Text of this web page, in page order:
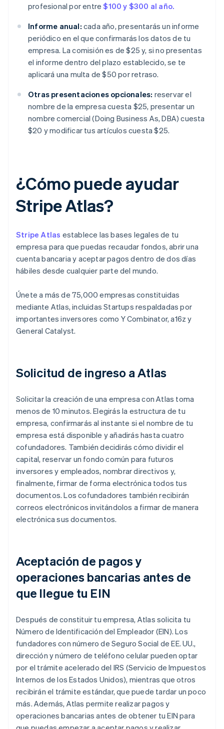
profesional por entre$100 y $300 al año.
Informe anual: cada año, presentarás un informe
periódico en el que confirmarás los datos de tu
empresa. La comisión es de $25 y, si no presentas
el informe dentro del plazo establecido, se te
aplicará una multa de $50 por retraso.
Otras presentaciones opcionales: reservar el
nombre de la empresa cuesta $25, presentar un
nombre comercial (Doing Business As, DBA) cuesta
$20 y modificar tus artículos cuesta $25.
¿Cómo puede ayudar
Stripe Atlas?
Stripe Atlas establece las bases legales de tu
empresa para que puedas recaudar fondos, abrir una
cuenta bancaria y aceptar pagos dentro de dos días
hábiles desde cualquier parte del mundo.
Únete a más de 75,000 empresas constituidas
mediante Atlas, incluidas Startups respaldadas por
importantes inversores como Y Combinator, a16z y
General Catalyst.
Solicitud de ingreso a Atlas
Solicitar la creación de una empresa con Atlas toma
menos de 10 minutos. Elegirás la estructura de tu
empresa, confirmarás al instante si el nombre de tu
empresa está disponible y añadirás hasta cuatro
cofundadores. También decidirás cómo dividir el
capital, reservar un fondo común para futuros
inversores y empleados, nombrar directivos y,
finalmente, firmar de forma electrónica todos tus
documentos. Los cofundadores también recibirán
correos electrónicos invitándolos a firmar de manera
electrónica sus documentos.
Aceptación de pagos y
operaciones bancarias antes de
que llegue tu EIN
Después de constituir tu empresa, Atlas solicita tu
Número de Identificación del Empleador (EIN). Los
fundadores con número de Seguro Social de EE. UU.,
dirección y número de teléfono celular pueden optar
por el trámite acelerado del IRS (Servicio de Impuestos
Internos de los Estados Unidos), mientras que otros
recibirán el trámite estándar, que puede tardar un poco
más. Además, Atlas permite realizar pagos y
operaciones bancarias antes de obtener tu EIN para